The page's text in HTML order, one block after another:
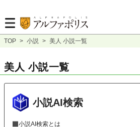
TOP > 小説 > 美人 小説一覧
美人 小説一覧
小説AI検索
小説AI検索とは